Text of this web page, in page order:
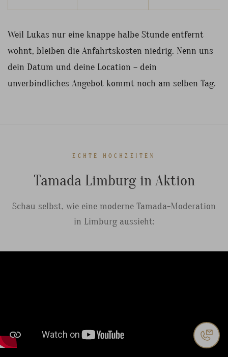
Weil Lukas nur eine knappe halbe Stunde entfernt
wohnt, bleiben die Anfahrtskosten niedrig. Nenn uns
dein Datum und deine Location – dein
unverbindliches Angebot kommt noch am selben Tag.
ECHTE HOCHZEITEN
Tamada Limburg in Aktion
Schau selbst, wie eine moderne Tamada-Moderation
in Limburg aussieht: